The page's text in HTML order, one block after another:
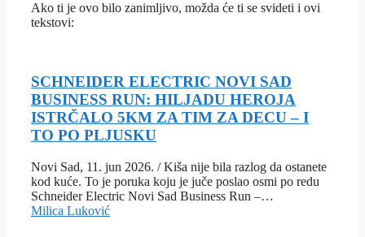
Ako ti je ovo bilo zanimljivo, možda će ti se svideti i ovi
tekstovi:
SCHNEIDER ELECTRIC NOVI SAD
BUSINESS RUN: HILJADU HEROJA
ISTRČALO 5KM ZA TIM ZA DECU – I
TO PO PLJUSKU
Novi Sad, 11. jun 2026. / Kiša nije bila razlog da ostanete
kod kuće. To je poruka koju je juče poslao osmi po redu
Schneider Electric Novi Sad Business Run –…
Milica Luković